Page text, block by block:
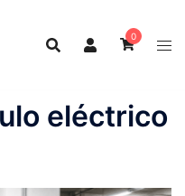
0
eléctrico